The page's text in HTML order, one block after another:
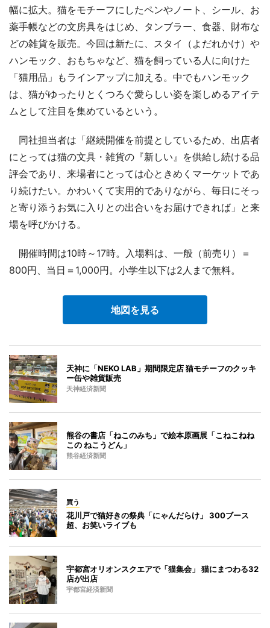
幅に拡大。猫をモチーフにしたペンやノート、シール、お
薬手帳などの文房具をはじめ、タンブラー、食器、財布な
どの雑貨を販売。今回は新たに、スタイ（よだれかけ）や
ハンモック、おもちゃなど、猫を飼っている人に向けた
「猫用品」もラインアップに加える。中でもハンモック
は、猫がゆったりとくつろぐ愛らしい姿を楽しめるアイテ
ムとして注目を集めているという。
同社担当者は「継続開催を前提としているため、出店者
にとっては猫の文具・雑貨の『新しい』を供給し続ける品
評会であり、来場者にとっては心ときめくマーケットであ
り続けたい。かわいくて実用的でありながら、毎日にそっ
と寄り添うお気に入りとの出合いをお届けできれば」と来
場を呼びかける。
開催時間は10時～17時。入場料は、一般（前売り）＝
800円、当日＝1,000円。小学生以下は2人まで無料。
地図を見る
天神に「NEKO LAB」期間限定店 猫モチーフのクッキ
ー缶や雑貨販売
天神経済新聞
熊谷の書店「ねこのみち」で絵本原画展「こねこねね
この ねこうどん」
熊谷経済新聞
買う
花川戸で猫好きの祭典「にゃんだらけ」 300ブース
超、お笑いライブも
宇都宮オリオンスクエアで「猫集会」 猫にまつわる32
店が出店
宇都宮経済新聞